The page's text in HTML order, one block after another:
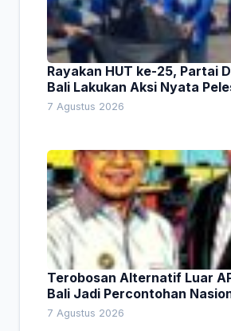
Rayakan HUT ke-25, Partai
Bali Lakukan Aksi Nyata
Lingkungan
7 Agustus 2026
Terobosan Alternatif Luar
Bali Jadi Percontohan
Pembiayaan Daerah
7 Agustus 2026